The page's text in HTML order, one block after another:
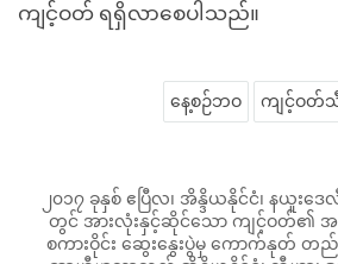
ကျင့်ဝတ် ရရှိလာစေပါသည်။
နေ့စဉ်ဘဝ ကျင့်ဝတ်
၂၀၁၇ ခုနှစ် ဧပြီလ၊ အိန္ဒိယနိုင်ငံ၊ နယူးဒ
တွင် အားလုံးနှင့်ဆိုင်သော ကျင့်ဝတ်၏ အ
စကားဝိုင်း ဆွေးနွေးပွဲမှ ကောက်နုတ် တ